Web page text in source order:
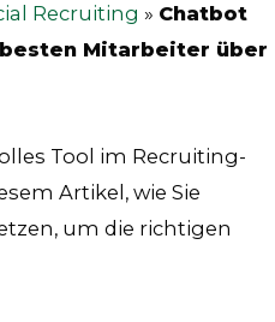
Recruiting » Chatbot
Mitarbeiter über